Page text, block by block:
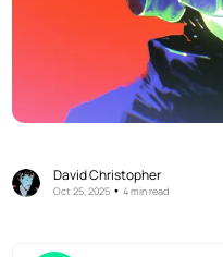
David Christopher
Oct 25, 2025 •4 min read